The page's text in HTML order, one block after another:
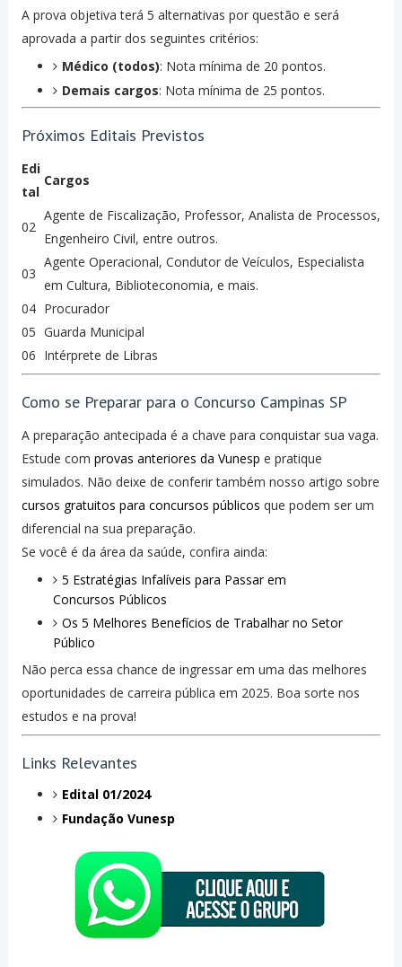
A prova objetiva terá 5 alternativas por questão e será
aprovada a partir dos seguintes critérios:
Médico (todos): Nota mínima de 20 pontos.
Demais cargos: Nota mínima de 25 pontos.
Próximos Editais Previstos
Edi
tal
Cargos
02
Agente de Fiscalização, Professor, Analista de Processos,
Engenheiro Civil, entre outros.
03
Agente Operacional, Condutor de Veículos, Especialista
em Cultura, Biblioteconomia, e mais.
04 Procurador
05 Guarda Municipal
06 Intérprete de Libras
Como se Preparar para o Concurso Campinas SP
A preparação antecipada é a chave para conquistar sua vaga.
Estude com provas anteriores da Vunesp e pratique
simulados. Não deixe de conferir também nosso artigo sobre
cursos gratuitos para concursos públicos que podem ser um
diferencial na sua preparação.
Se você é da área da saúde, confira ainda:
5 Estratégias Infalíveis para Passar em
Concursos Públicos
Os 5 Melhores Benefícios de Trabalhar no Setor
Público
Não perca essa chance de ingressar em uma das melhores
oportunidades de carreira pública em 2025. Boa sorte nos
estudos e na prova!
Links Relevantes
Edital 01/2024
Fundação Vunesp